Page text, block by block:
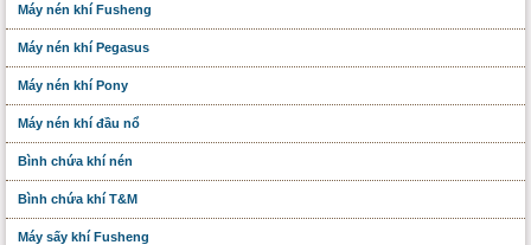
Máy nén khí Fusheng
Máy nén khí Pegasus
Máy nén khí Pony
Máy nén khí đầu nổ
Bình chứa khí nén
Bình chứa khí T&M
Máy sấy khí Fusheng